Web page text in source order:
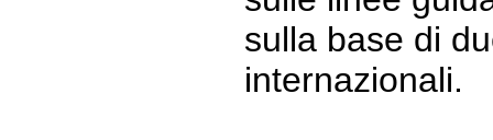
sulla base di
internazionali.